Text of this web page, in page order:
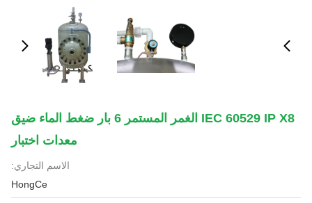
IEC 60529 IP X8 الغمر المستمر 6 بار ضغط الماء ضيق
معدات اختبار
الاسم التجاري:
HongCe